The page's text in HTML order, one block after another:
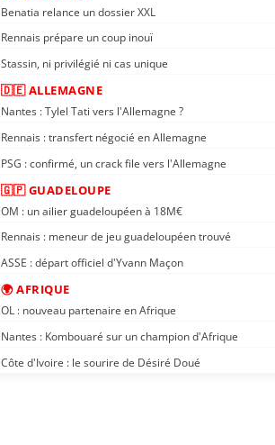
Benatia relance un dossier XXL
Rennais prépare un coup inouï
Stassin, ni privilégié ni cas unique
🇩🇪 ALLEMAGNE
Nantes : Tylel Tati vers l'Allemagne ?
Rennais : transfert négocié en Allemagne
PSG : confirmé, un crack file vers l'Allemagne
🇬🇵 GUADELOUPE
OM : un ailier guadeloupéen à 18M€
Rennais : meneur de jeu guadeloupéen trouvé
ASSE : départ officiel d'Yvann Maçon
🌍 AFRIQUE
OL : nouveau partenaire en Afrique
Nantes : Kombouaré sur un champion d'Afrique
Côte d'Ivoire : le sourire de Désiré Doué